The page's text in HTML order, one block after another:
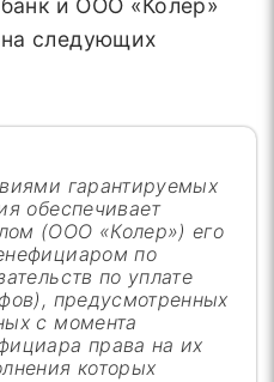
и ООО «Колер»
следующих
гарантируемых
обеспечивает
(ООО «Колер») его
по
по уплате
предусмотренных
с момента
права на их
которых